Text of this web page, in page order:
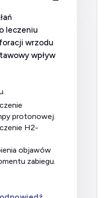
leczeniu
wrzodu
wpływ
protonowej.
zabiegu.